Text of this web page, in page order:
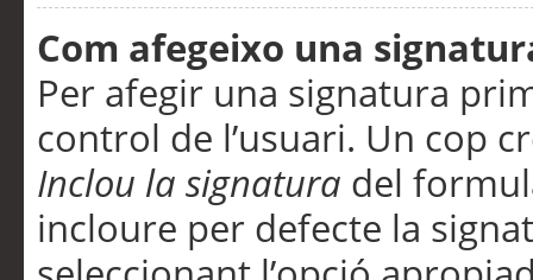
Com afegeixo una
Per afegir una signatura
control de l’usuari. Un cop
Inclou la signatura del
incloure per defecte la